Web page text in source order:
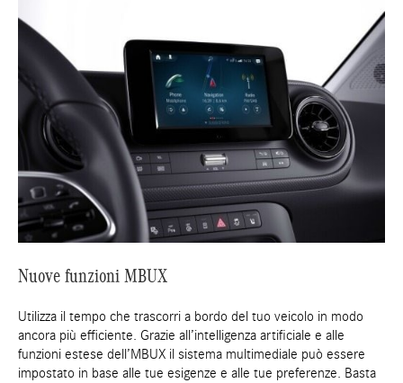
Nuove funzioni MBUX
Utilizza il tempo che trascorri a bordo del tuo veicolo in modo
ancora più efficiente. Grazie all’intelligenza artificiale e alle
funzioni estese dell’MBUX il sistema multimediale può essere
impostato in base alle tue esigenze e alle tue preferenze. Basta